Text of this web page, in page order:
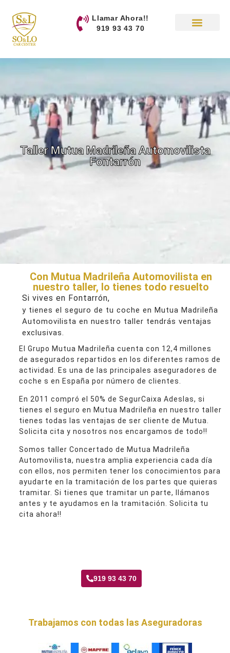
Llamar Ahora!!
919 93 43 70
Taller Mutua Madrileña Automovilista
Fontarrón
Con Mutua Madrileña Automovilista en
nuestro taller, lo tienes todo resuelto
Si vives en Fontarrón,
y tienes el seguro de tu coche en Mutua Madrileña
Automovilista en nuestro taller tendrás ventajas
exclusivas.
El Grupo Mutua Madrileña cuenta con 12,4 millones
de asegurados repartidos en los diferentes ramos de
actividad. Es una de las principales aseguradores de
coche s en España por número de clientes.
En 2011 compró el 50% de SegurCaixa Adeslas, si
tienes el seguro en Mutua Madrileña en nuestro taller
tienes todas las ventajas de ser cliente de Mutua.
Solicita cita y nosotros nos encargamos de todo!!
Somos taller Concertado de Mutua Madrileña
Automovilista, nuestra amplia experiencia cada día
con ellos, nos permiten tener los conocimientos para
ayudarte en la tramitación de los partes que quieras
tramitar. Si tienes que tramitar un parte, llámanos
antes y te ayudamos en la tramitación. Solicita tu
cita ahora!!
919 93 43 70
Trabajamos con todas las Aseguradoras